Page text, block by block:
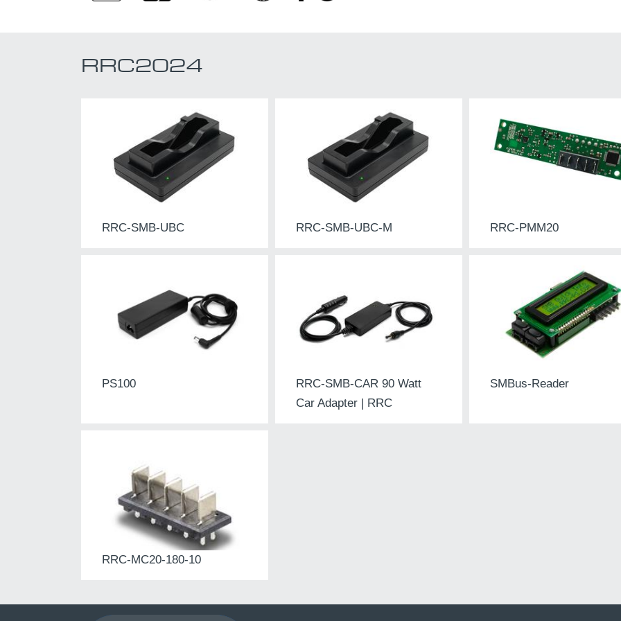
RRC2024
RRC-SMB-UBC RRC-SMB-UBC-M RRC-PMM20
PS100
RRC-SMB-CAR 90 Watt
Car Adapter | RRC
SMBus-Reader
RRC-MC20-180-10